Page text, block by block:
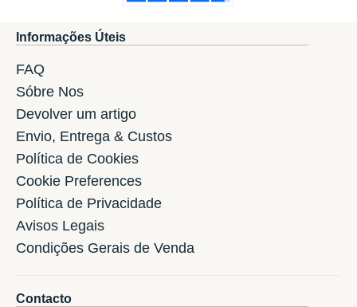
Informações Úteis
FAQ
Sóbre Nos
Devolver um artigo
Envio, Entrega & Custos
Política de Cookies
Cookie Preferences
Política de Privacidade
Avisos Legais
Condições Gerais de Venda
Contacto